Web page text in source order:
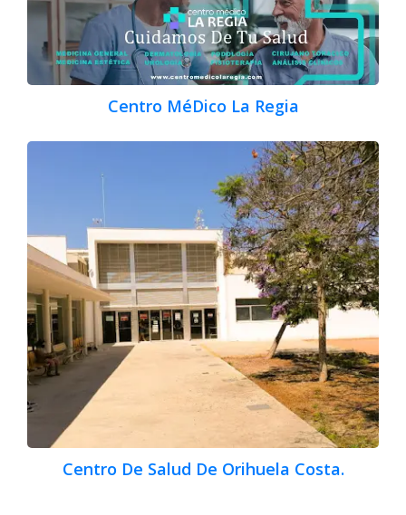
Centro MéDico La Regia
Centro De Salud De Orihuela Costa.